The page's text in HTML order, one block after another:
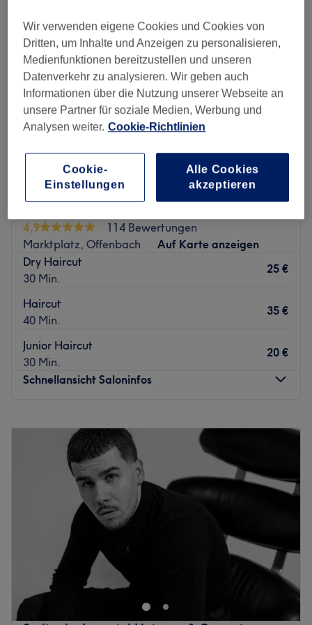
4,9
114 Bewertungen
Marktplatz, Offenbach
Auf Karte anzeigen
Dry Haircut
30 Min.
25 €
Haircut
40 Min.
35 €
Junior Haircut
30 Min.
20 €
Schnellansicht Saloninfos
Dienstag
Mittwoch
10:00
Donnerstag
10:00–19:00
–19:00
Sonntag
Willkommen bei Tassos by Imperial Haircuts & Grooming
in Offenbach, deinem top Herrenfriseur im Zentrum der
Stadt. Überzeuge dich selbst und buche deinen Termin
direkt und unkompliziert über die Treatwell-App mit
sofortiger Buchungsbestätigung.
Wir verwenden eigene Cookies und Cookies von
Dritten, um Inhalte und Anzeigen zu personalisieren,
Medienfunktionen bereitzustellen und unseren
Datenverkehr zu analysieren. Wir geben auch
Informationen über die Nutzung unserer Webseite an
unsere Partner für soziale Medien, Werbung und
Analysen weiter. Cookie-Richtlinien
Cookie-
Einstellungen
Alle Cookies
akzeptieren